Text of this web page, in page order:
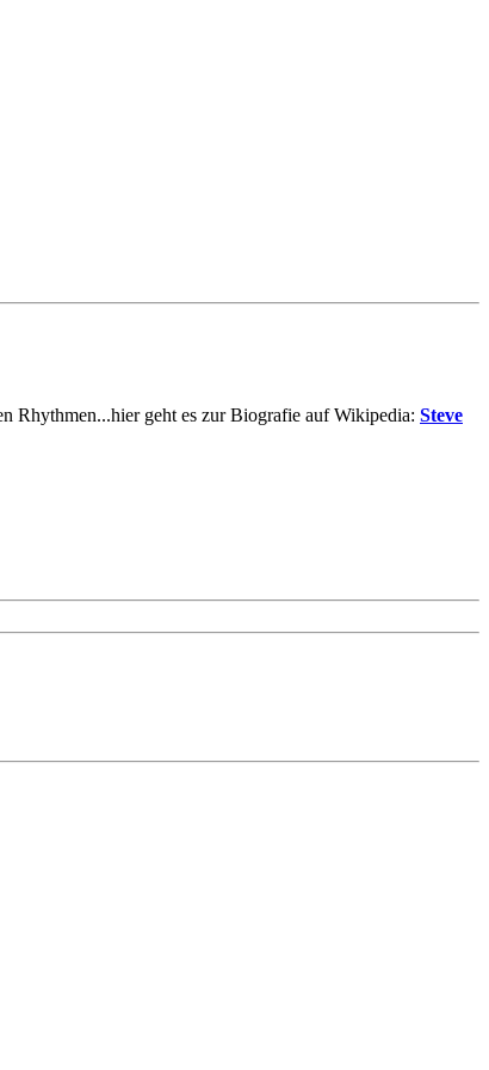
Rhythmen...hier geht es zur Biografie auf Wikipedia: Steve